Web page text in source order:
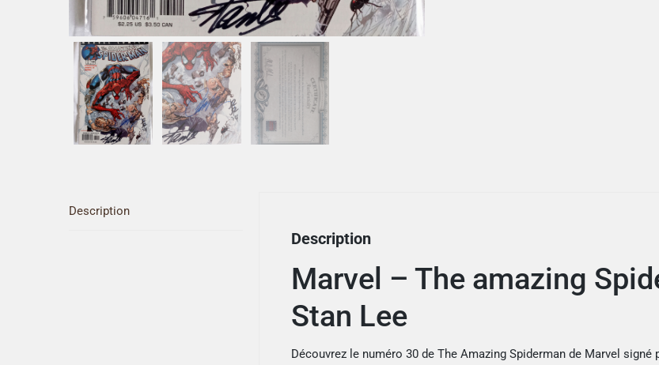
Description
Description
Marvel – The amazing
Stan Lee
Découvrez le numéro 30 de The Amazing Spiderman de Marvel